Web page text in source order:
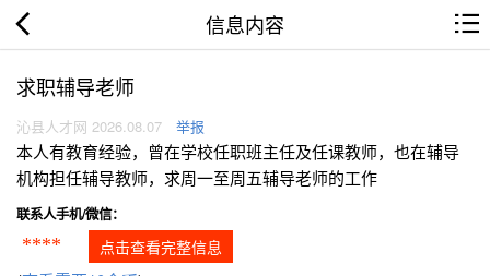
信息内容
求职辅导老师
沁县人才网 2026.08.07 举报
本人有教育经验，曾在学校任职班主任及任课教师，也在辅导
机构担任辅导教师，求周一至周五辅导老师的工作
联系人手机/微信：
**** 点击查看完整信息